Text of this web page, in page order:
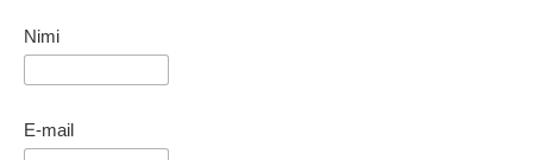
Nimi
E-mail